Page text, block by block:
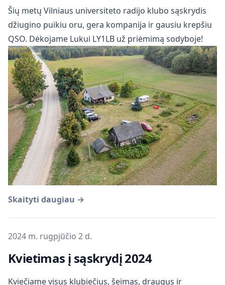
Šių metų Vilniaus universiteto radijo klubo sąskrydis
džiugino puikiu oru, gera kompanija ir gausiu krepšiu
QSO. Dėkojame Lukui LY1LB už priėmimą sodyboje!
Skaityti daugiau →
Publikuota
2024 m. rugpjūčio 2 d.
Kvietimas į sąskrydį 2024
Kviečiame visus klubiečius, šeimas, draugus ir